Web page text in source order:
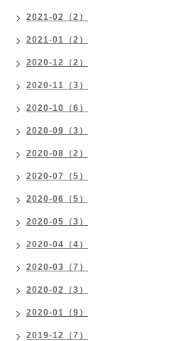
2021-02（2）
2021-01（2）
2020-12（2）
2020-11（3）
2020-10（6）
2020-09（3）
2020-08（2）
2020-07（5）
2020-06（5）
2020-05（3）
2020-04（4）
2020-03（7）
2020-02（3）
2020-01（9）
2019-12（7）